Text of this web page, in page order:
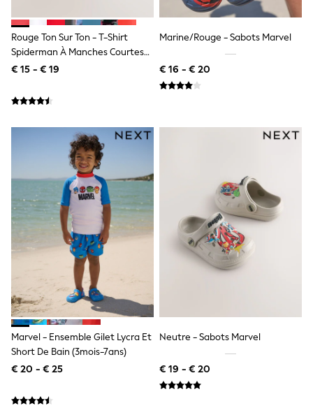
Nighties
Pyjamas
Robes
All Bags & Accessories
Wedding
Dresses
Shoes
Cardigans
Skirts
Shop all
Shop All
Disney
Marvel
Paw Patrol
Peppa Pig
Gaming
Harry Potter
Spider man
Trainers
Hoodies & Sweatshirts
T-Shirts & Vests
Leggings
Rouge Ton Sur Ton - T-Shirt
Spiderman À Manches Courtes
(3-16ans)
€ 15 - € 19
Marine/Rouge - Sabots Marvel
€ 16 - € 20
Marvel - Ensemble Gilet Lycra Et
Short De Bain (3mois-7ans)
€ 20 - € 25
Neutre - Sabots Marvel
€ 19 - € 20